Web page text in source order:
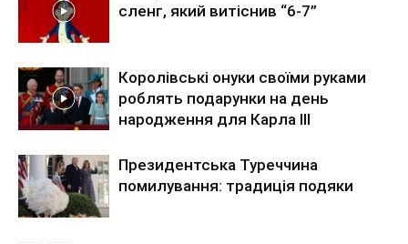
сленг, який витіснив “6-7”
Королівські онуки своїми руками
роблять подарунки на день
народження для Карла III
Президентська Туреччина
помилування: традиція подяки